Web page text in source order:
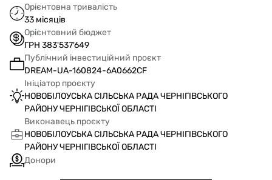
Орієнтовна тривалість
33 місяців
Орієнтовний бюджет
ГРН 383'537'649
Публічний інвестиційний проєкт
DREAM-UA-160824-6A0662CF
Ініціатор проєкту
НОВОБІЛОУСЬКА СІЛЬСЬКА РАДА ЧЕРНІГІВСЬКОГО
РАЙОНУ ЧЕРНІГІВСЬКОЇ ОБЛАСТІ
Виконавець проєкту
НОВОБІЛОУСЬКА СІЛЬСЬКА РАДА ЧЕРНІГІВСЬКОГО
РАЙОНУ ЧЕРНІГІВСЬКОЇ ОБЛАСТІ
Донори